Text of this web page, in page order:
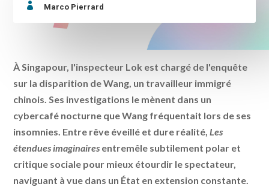
 Marco Pierrard
À Singapour, l'inspecteur Lok est chargé de l'enquête
sur la disparition de Wang, un travailleur immigré
chinois. Ses investigations le mènent dans un
cybercafé nocturne que Wang fréquentait lors de ses
insomnies. Entre rêve éveillé et dure réalité,Les
étendues imaginaires entremêle subtilement polar et
critique sociale pour mieux étourdir le spectateur,
naviguant à vue dans un État en extension constante.